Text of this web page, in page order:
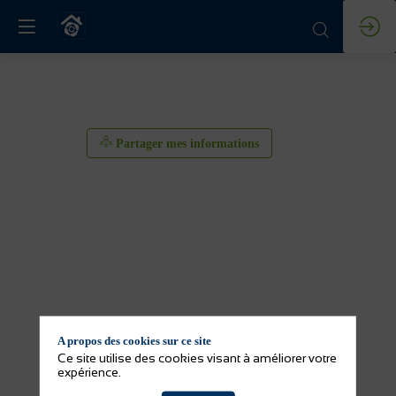
Partager mes informations
A propos des cookies sur ce site
Ce site utilise des cookies visant à améliorer votre
expérience.